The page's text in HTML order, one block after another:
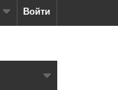
Войти